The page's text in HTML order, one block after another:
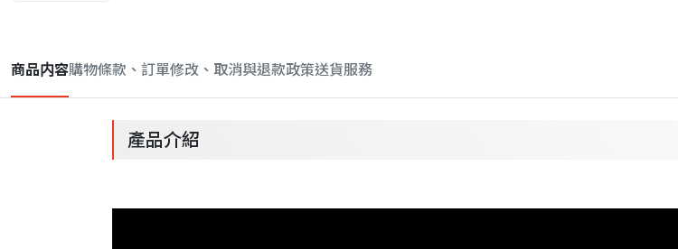
商品内容購物條款、訂單修改、取消與退款政策送貨服務
產品介紹